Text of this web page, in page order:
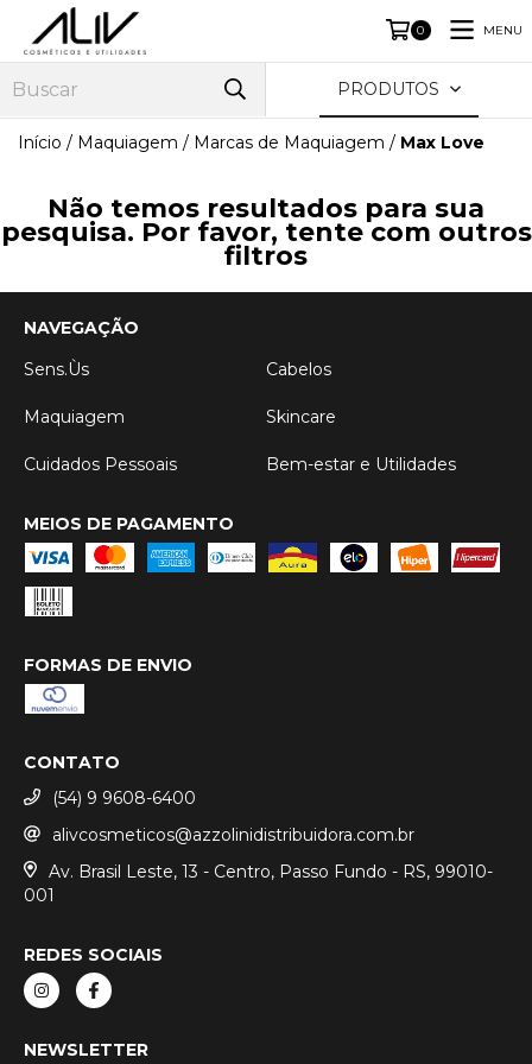
0 MENU
PRODUTOS
Início / Maquiagem / Marcas de Maquiagem / Max Love
Não temos resultados para sua
pesquisa. Por favor, tente com outros
filtros
NAVEGAÇÃO
Sens.Ùs
Cabelos
Maquiagem Skincare
Cuidados Pessoais Bem-estar e Utilidades
MEIOS DE PAGAMENTO
FORMAS DE ENVIO
CONTATO
(54) 9 9608-6400
alivcosmeticos@azzolinidistribuidora.com.br
Av. Brasil Leste, 13 - Centro, Passo Fundo - RS, 99010-
001
REDES SOCIAIS
NEWSLETTER